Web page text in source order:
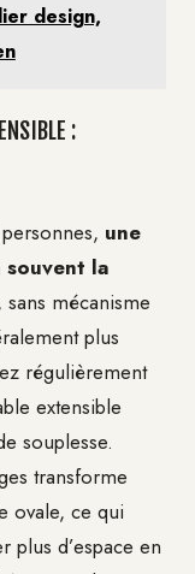
design,
:
une
la
mécanisme
plus
régulièrement
extensible
souplesse.
transforme
ovale, ce qui
plus d’espace en